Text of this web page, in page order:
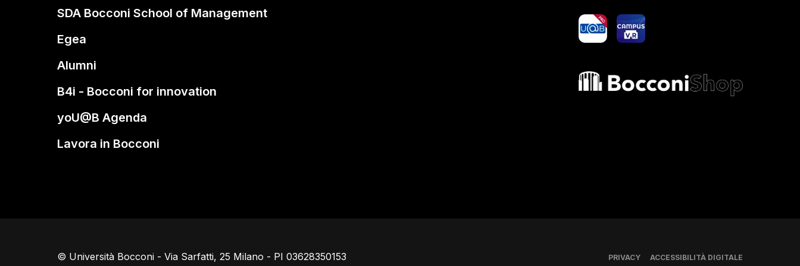
SDA Bocconi School of Management
Egea
Alumni
B4i - Bocconi for innovation
yoU@B Agenda
Lavora in Bocconi
yoU@B Campus VR
Bocconi shop
© Università Bocconi - Via Sarfatti, 25 Milano - PI 03628350153 PRIVACY ACCESSIBILITÀ DIGITALE